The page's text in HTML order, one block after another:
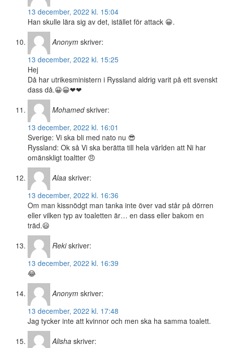
13 december, 2022 kl. 15:04
Han skulle lära sig av det, istället för attack 😀.
Anonym skriver:
13 december, 2022 kl. 15:25
Hej
Då har utrikesministern i Ryssland aldrig varit på ett svenskt
dass då.😀😀❤❤
Mohamed skriver:
13 december, 2022 kl. 16:01
Sverige: Vi ska bli med nato nu 😎
Ryssland: Ok så Vi ska berätta till hela världen att Ni har
omänskligt toaltter 😠
Alaa skriver:
13 december, 2022 kl. 16:36
Om man kissnödgt man tanka inte över vad står på dörren
eller vilken typ av toaletten är… en dass eller bakom en
träd.😃
Reki skriver:
13 december, 2022 kl. 16:39
😂
Anonym skriver:
13 december, 2022 kl. 17:48
Jag tycker inte att kvinnor och men ska ha samma toalett.
Alisha skriver: